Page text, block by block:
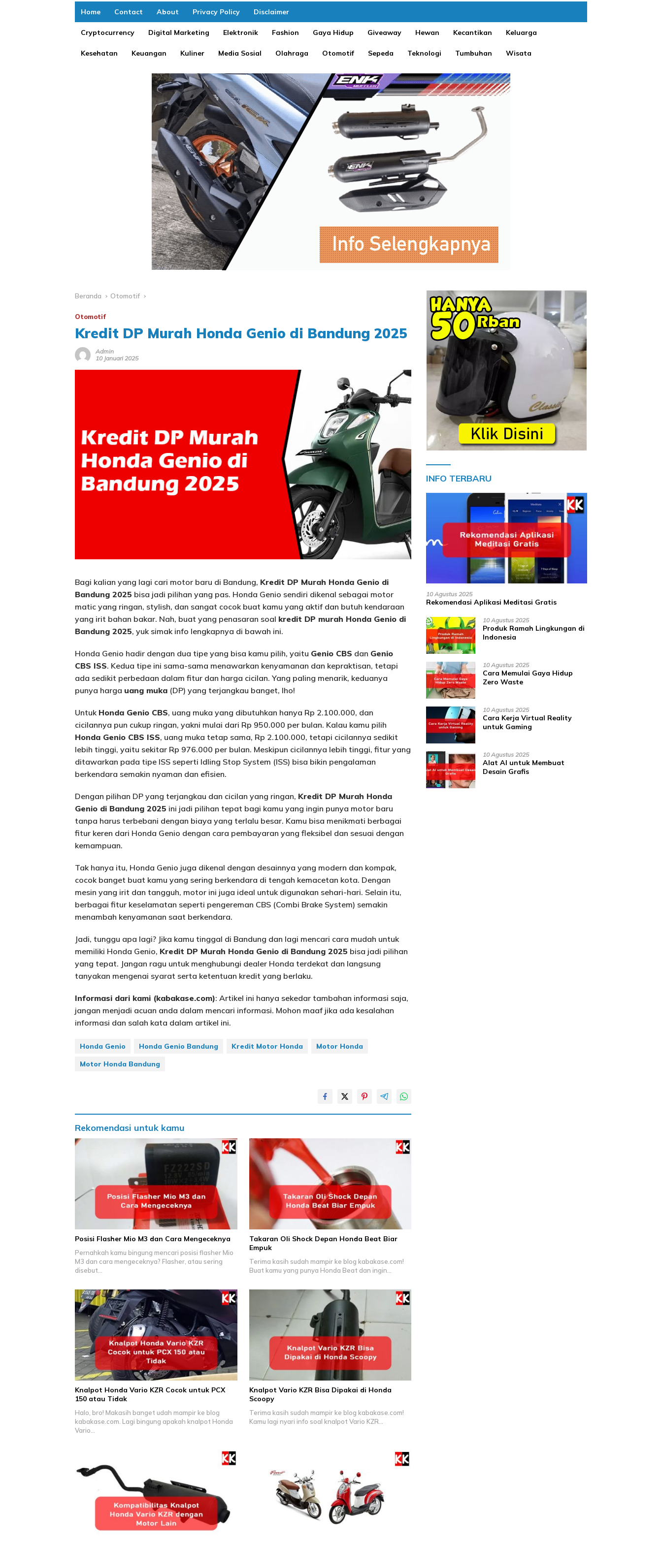
Home Contact About Privacy Policy Disclaimer
Cryptocurrency Digital Marketing Elektronik Fashion Gaya Hidup Giveaway Hewan Kecantikan Keluarga
Kesehatan Keuangan Kuliner Media Sosial Olahraga Otomotif Sepeda Teknologi Tumbuhan Wisata
Beranda Otomotif
Otomotif
Kredit DP Murah Honda Genio di Bandung 2025
Admin
10 Januari 2025
Bagi kalian yang lagi cari motor baru di Bandung, Kredit DP Murah Honda Genio di
Bandung 2025 bisa jadi pilihan yang pas. Honda Genio sendiri dikenal sebagai motor
matic yang ringan, stylish, dan sangat cocok buat kamu yang aktif dan butuh kendaraan
yang irit bahan bakar. Nah, buat yang penasaran soal kredit DP murah Honda Genio di
Bandung 2025, yuk simak info lengkapnya di bawah ini.
Honda Genio hadir dengan dua tipe yang bisa kamu pilih, yaitu Genio CBS dan Genio
CBS ISS. Kedua tipe ini sama-sama menawarkan kenyamanan dan kepraktisan, tetapi
ada sedikit perbedaan dalam fitur dan harga cicilan. Yang paling menarik, keduanya
punya harga uang muka (DP) yang terjangkau banget, lho!
Untuk Honda Genio CBS, uang muka yang dibutuhkan hanya Rp 2.100.000, dan
cicilannya pun cukup ringan, yakni mulai dari Rp 950.000 per bulan. Kalau kamu pilih
Honda Genio CBS ISS, uang muka tetap sama, Rp 2.100.000, tetapi cicilannya sedikit
lebih tinggi, yaitu sekitar Rp 976.000 per bulan. Meskipun cicilannya lebih tinggi, fitur yang
ditawarkan pada tipe ISS seperti Idling Stop System (ISS) bisa bikin pengalaman
berkendara semakin nyaman dan efisien.
Dengan pilihan DP yang terjangkau dan cicilan yang ringan, Kredit DP Murah Honda
Genio di Bandung 2025 ini jadi pilihan tepat bagi kamu yang ingin punya motor baru
tanpa harus terbebani dengan biaya yang terlalu besar. Kamu bisa menikmati berbagai
fitur keren dari Honda Genio dengan cara pembayaran yang fleksibel dan sesuai dengan
kemampuan.
Tak hanya itu, Honda Genio juga dikenal dengan desainnya yang modern dan kompak,
cocok banget buat kamu yang sering berkendara di tengah kemacetan kota. Dengan
mesin yang irit dan tangguh, motor ini juga ideal untuk digunakan sehari-hari. Selain itu,
berbagai fitur keselamatan seperti pengereman CBS (Combi Brake System) semakin
menambah kenyamanan saat berkendara.
Jadi, tunggu apa lagi? Jika kamu tinggal di Bandung dan lagi mencari cara mudah untuk
memiliki Honda Genio, Kredit DP Murah Honda Genio di Bandung 2025 bisa jadi pilihan
yang tepat. Jangan ragu untuk menghubungi dealer Honda terdekat dan langsung
tanyakan mengenai syarat serta ketentuan kredit yang berlaku.
Informasi dari kami (kabakase.com): Artikel ini hanya sekedar tambahan informasi saja,
jangan menjadi acuan anda dalam mencari informasi. Mohon maaf jika ada kesalahan
informasi dan salah kata dalam artikel ini.
Honda Genio Honda Genio Bandung Kredit Motor Honda
Motor Honda
Motor Honda Bandung
Rekomendasi untuk kamu
Posisi Flasher Mio M3 dan Cara Mengeceknya
Pernahkah kamu bingung mencari posisi flasher Mio
M3 dan cara mengeceknya? Flasher, atau sering
disebut…
Takaran Oli Shock Depan Honda Beat Biar
Empuk
Terima kasih sudah mampir ke blog kabakase.com!
Buat kamu yang punya Honda Beat dan ingin…
Knalpot Honda Vario KZR Cocok untuk PCX
150 atau Tidak
Halo, bro! Makasih banget udah mampir ke blog
kabakase.com. Lagi bingung apakah knalpot Honda
Vario…
Knalpot Vario KZR Bisa Dipakai di Honda
Scoopy
Terima kasih sudah mampir ke blog kabakase.com!
Kamu lagi nyari info soal knalpot Vario KZR…
INFO TERBARU
10 Agustus 2025
Rekomendasi Aplikasi Meditasi Gratis
10 Agustus 2025
Produk Ramah Lingkungan di
Indonesia
10 Agustus 2025
Cara Memulai Gaya Hidup
Zero Waste
10 Agustus 2025
Cara Kerja Virtual Reality
untuk Gaming
10 Agustus 2025
Alat AI untuk Membuat
Desain Grafis